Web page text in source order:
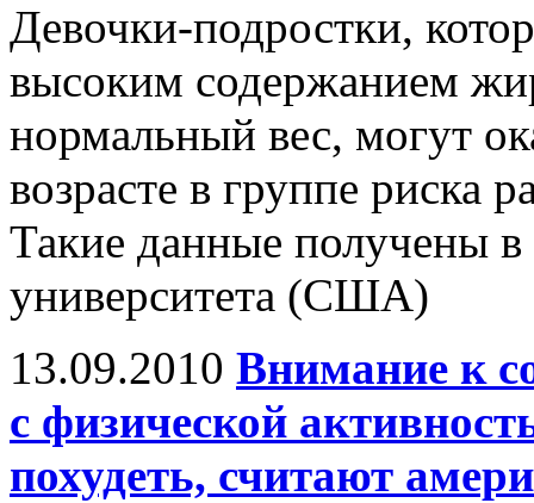
Девочки-подростки,
высоким содержанием
нормальный вес, могут
возрасте в группе риска
Такие данные получены
университета (США)
13.09.2010 Внимание к
с физической
похудеть, считают